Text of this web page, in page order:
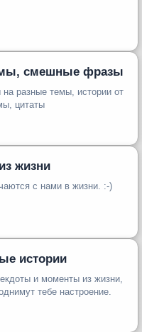
смешные фразы
разные темы, истории от
цитаты
жизни
с нами в жизни. :-)
истории
и моменты из жизни,
тебе настроение.